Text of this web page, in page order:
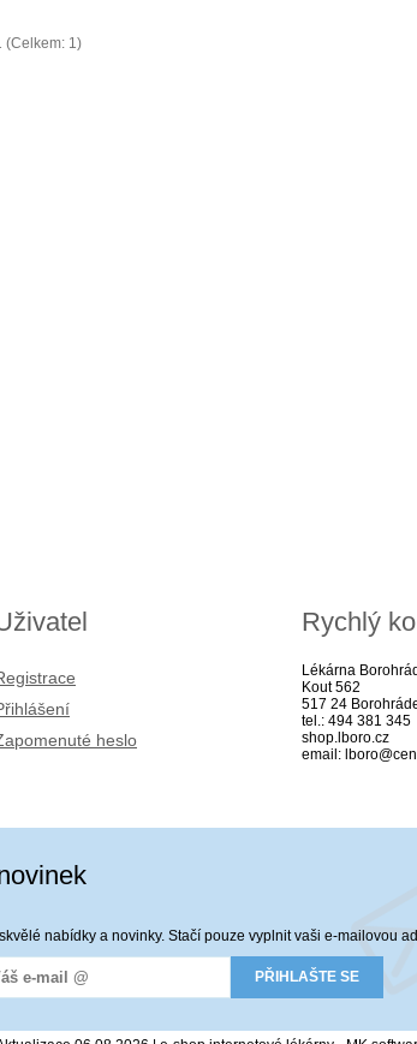
(Celkem: 1)
heslo
Rychlý
Lékárna
Kout 562
517 24
tel.: 494 381 345
shop.lboro.cz
email:
nabídky a novinky. Stačí pouze vyplnit vaši e-mailovou